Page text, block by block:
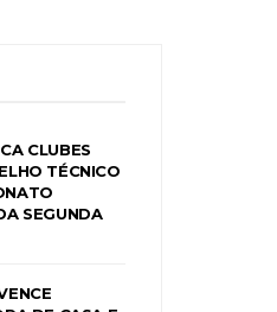
CLUBES
TÉCNICO
SEGUNDA